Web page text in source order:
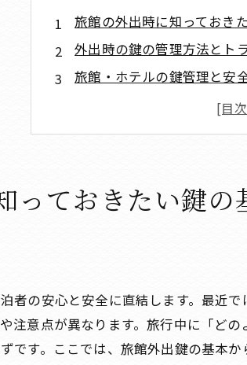
旅館の外出時に知っておき
外出時の鍵の管理方法とト
旅館・ホテルの鍵管理と安
外出時の旅館・ホテル利用
まとめと安心して旅館を楽
っておきたい鍵の
者の安心と安全に直結します。最近
注意点が異なります。旅行中に「ど
です。ここでは、旅館外出鍵の基本